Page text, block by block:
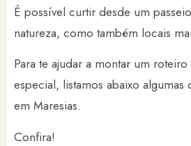
É possível curtir desde um
natureza, como também locais
Para te ajudar a montar um
especial, listamos abaixo
em Maresias.
Confira!